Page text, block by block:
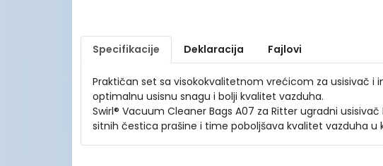
Specifikacije Deklaracija Fajlovi
Praktičan set sa visokokvalitetnom vrećicom za usisivač
optimalnu usisnu snagu i bolji kvalitet vazduha.
Swirl® Vacuum Cleaner Bags A07 za Ritter ugradni
sitnih čestica prašine i time poboljšava kvalitet vazduha u